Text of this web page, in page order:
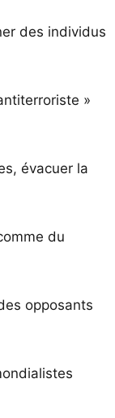
des individus
»
évacuer la
du
opposants